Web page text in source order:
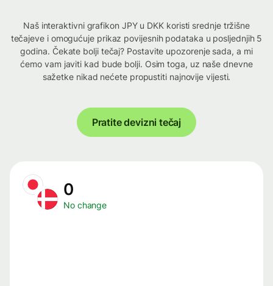
Naš interaktivni grafikon JPY u DKK koristi srednje tržišne
tečajeve i omogućuje prikaz povijesnih podataka u posljednjih 5
godina. Čekate bolji tečaj? Postavite upozorenje sada, a mi
ćemo vam javiti kad bude bolji. Osim toga, uz naše dnevne
sažetke nikad nećete propustiti najnovije vijesti.
Pratite devizni tečaj
0
No change